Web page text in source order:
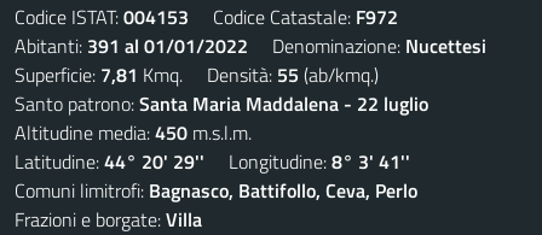
Codice ISTAT:004153 Codice Catastale: F972
Abitanti: 391 al 01/01/2022 Denominazione: Nucettesi
Superficie: 7,81 Kmq. Densità: 55 (ab/kmq.)
Santo patrono:Santa Maria Maddalena - 22 luglio
Altitudine media:450 m.s.l.m.
Latitudine:44° 20' 29'' Longitudine:8° 3' 41''
Comuni limitrofi: Bagnasco, Battifollo, Ceva, Perlo
Frazioni e borgate:Villa